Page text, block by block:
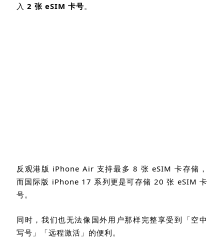
入 2 张 eSIM 卡号。
反观港版 iPhone Air 支持最多8 张eSIM 卡存储，
而国际版 iPhone 17 系列更是可存储 20张 eSIM卡
号。
同时，我们也无法像国外用户那样完整享受到「空中
写号」「远程激活」的便利。